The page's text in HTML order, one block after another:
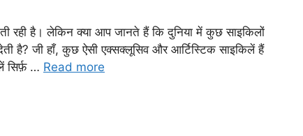
रही है। लेकिन क्या आप जानते हैं कि दुनिया में कुछ साइकिलों
है? जी हाँ, कुछ ऐसी एक्सक्लूसिव और आर्टिस्टिक साइकिलें हैं
सिर्फ़ … Read more